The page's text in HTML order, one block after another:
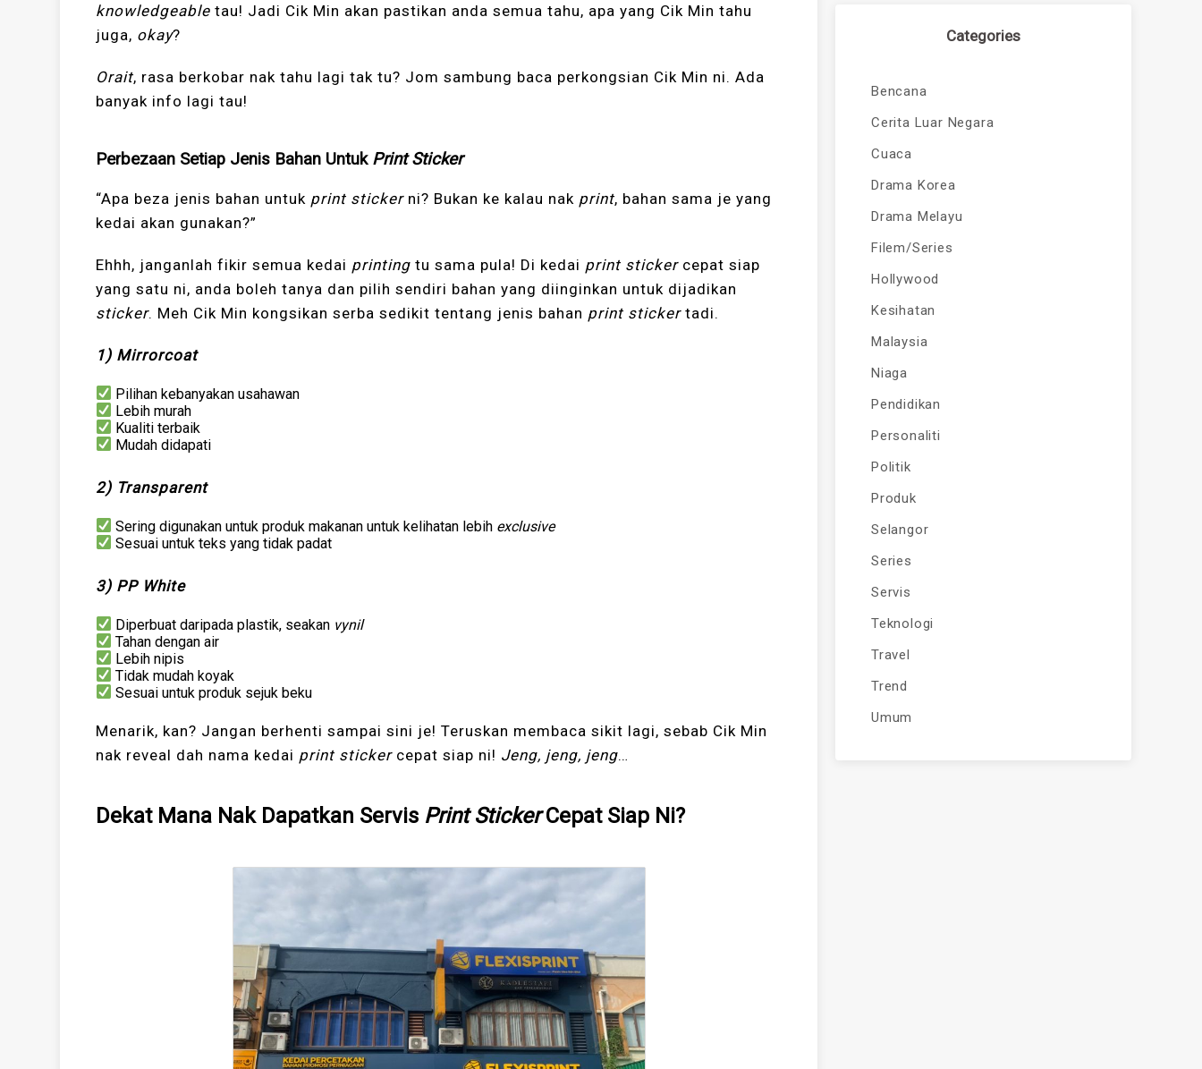
knowledgeable tau! Jadi Cik Min akan pastikan anda semua tahu, apa yang Cik Min tahu
juga, okay?
Orait, rasa berkobar nak tahu lagi tak tu? Jom sambung baca perkongsian Cik Min ni. Ada
banyak info lagi tau!
Perbezaan Setiap Jenis Bahan Untuk Print Sticker
“Apa beza jenis bahan untuk print stickerni? Bukan ke kalau nak print, bahan sama je yang
kedai akan gunakan?”
Ehhh, janganlah fikir semua kedai printing tu sama pula! Di kedai print stickercepat siap
yang satu ni, anda boleh tanya dan pilih sendiri bahan yang diinginkan untuk dijadikan
sticker. Meh Cik Min kongsikan serba sedikit tentang jenis bahan print stickertadi.
1) Mirrorcoat
Pilihan kebanyakan usahawan
Lebih murah
Kualiti terbaik
Mudah didapati
2) Transparent
Sering digunakan untuk produk makanan untuk kelihatan lebih exclusive
Sesuai untuk teks yang tidak padat
3) PP White
Diperbuat daripada plastik, seakan vynil
Tahan dengan air
Lebih nipis
Tidak mudah koyak
Sesuai untuk produk sejuk beku
Menarik, kan? Jangan berhenti sampai sini je! Teruskan membaca sikit lagi, sebab Cik Min
nak reveal dah nama kedai print stickercepat siap ni! Jeng, jeng, jeng…
Dekat Mana Nak Dapatkan Servis Print StickerCepat Siap Ni?
Categories
Bencana
Cerita Luar Negara
Cuaca
Drama Korea
Drama Melayu
Filem/Series
Hollywood
Kesihatan
Malaysia
Niaga
Pendidikan
Personaliti
Politik
Produk
Selangor
Series
Servis
Teknologi
Travel
Trend
Umum